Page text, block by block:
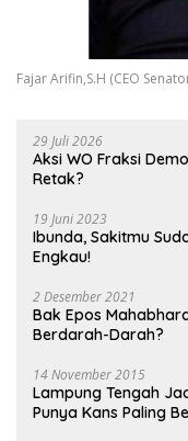
Fajar Arifin,S.H (CEO
29 Juli 2026
Aksi WO Fraksi
Retak?
19 Juni 2023
Ibunda, Sakitmu
Engkau!
2 Desember 2021
Bak Epos
Berdarah-Darah?
14 November 2015
Lampung Tengah
Punya Kans Paling